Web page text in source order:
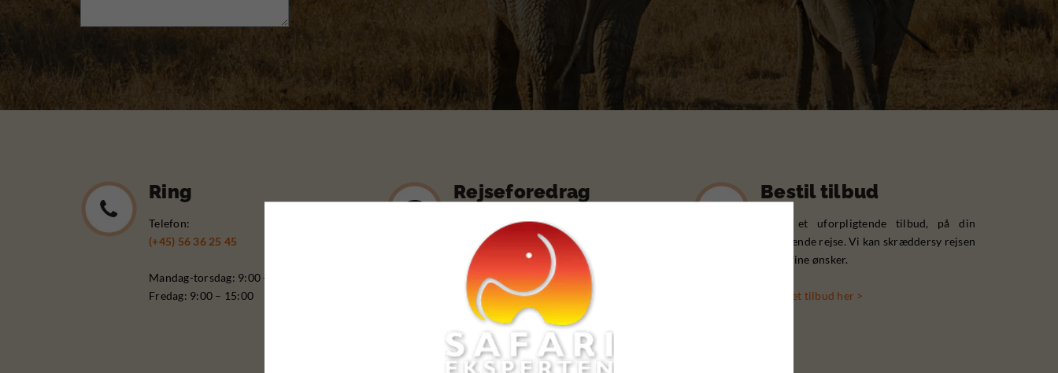
Ring
Telefon:
(+45) 56 36 25 45
Mandag-torsdag: 9:00 - 16:00
Fredag: 9:00 – 15:00
Rejseforedrag
Gratis rejseforedrag om rejser til Afrika
og Indien.
Kom med til gratis inspirationsforedrag
om safari og rejser til Afrika og Indien!
Se kommende arrangementer >
Bestil tilbud
Bestil et uforpligtende tilbud, på din
kommende rejse. Vi kan skræddersy rejsen
efter dine ønsker.
Bestil et tilbud her >